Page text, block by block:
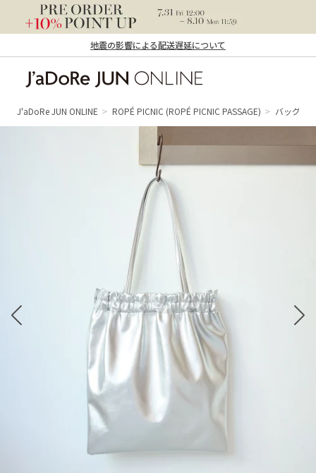
地震の影響による配送遅延について
ン オンライン）
J'aDoRe JUN ONLINE ROPÉ PICNIC (ROPÉ PICNIC PASSAGE) バッグ